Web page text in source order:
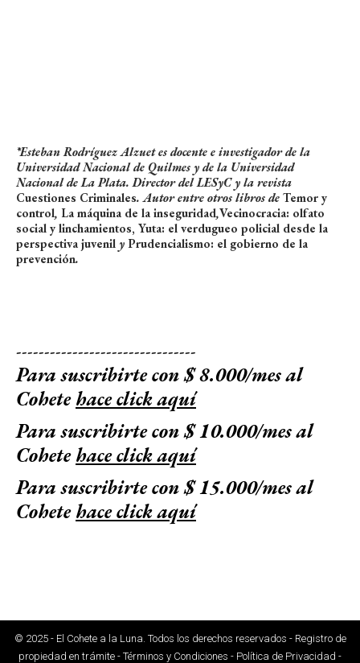
*Esteban Rodríguez Alzuet es docente e investigador de la
Universidad Nacional de Quilmes y de la Universidad
Nacional de La Plata. Director del LESyC y la revista
Cuestiones Criminales. Autor entre otros libros de Temor y
control, La máquina de la inseguridad,Vecinocracia: olfato
social y linchamientos, Yuta: el verdugueo policial desde la
perspectiva juvenil y Prudencialismo: el gobierno de la
prevención.
--------------------------------
Para suscribirte con $ 8.000/mes al
Cohetehace click aquí
Para suscribirte con $ 10.000/mes al
Cohetehace click aquí
Para suscribirte con $ 15.000/mes al
Cohetehace click aquí
© 2025 - El Cohete a la Luna. Todos los derechos reservados - Registro de
propiedad en trámite - Términos y Condiciones - Política de Privacidad -